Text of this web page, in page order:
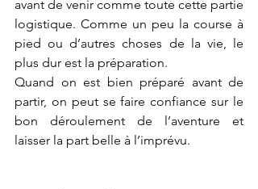
avant de venir comme toute cette partie
logistique. Comme un peu la course à
pied ou d’autres choses de la vie, le
plus dur est la préparation.
Quand on est bien préparé avant de
partir, on peut se faire confiance sur le
bon déroulement de l’aventure et
laisser la part belle à l’imprévu.